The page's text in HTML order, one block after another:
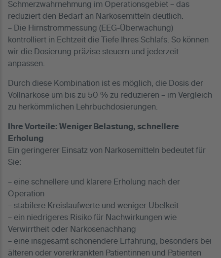
Schmerzwahrnehmung im Operationsgebiet – das
reduziert den Bedarf an Narkosemitteln deutlich.
– Die Hirnstrommessung (EEG-Überwachung)
kontrolliert in Echtzeit die Tiefe Ihres Schlafs. So können
wir die Dosierung präzise steuern und jederzeit
anpassen.
Durch diese Kombination ist es möglich, die Dosis der
Vollnarkose um bis zu 50 % zu reduzieren – im Vergleich
zu herkömmlichen Lehrbuchdosierungen.
Ihre Vorteile: Weniger Belastung, schnellere
Erholung
Ein geringerer Einsatz von Narkosemitteln bedeutet für
Sie:
– eine schnellere und klarere Erholung nach der
Operation
– stabilere Kreislaufwerte und weniger Übelkeit
– ein niedrigeres Risiko für Nachwirkungen wie
Verwirrtheit oder Narkosenachhang
– eine insgesamt schonendere Erfahrung, besonders bei
älteren oder vorerkrankten Patientinnen und Patienten